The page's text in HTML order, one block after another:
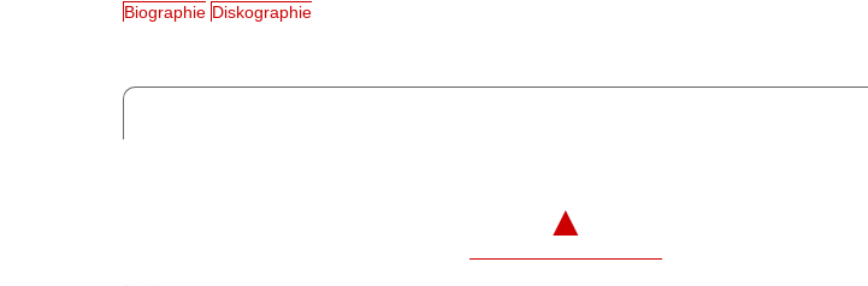
Biographie Diskographie
▲